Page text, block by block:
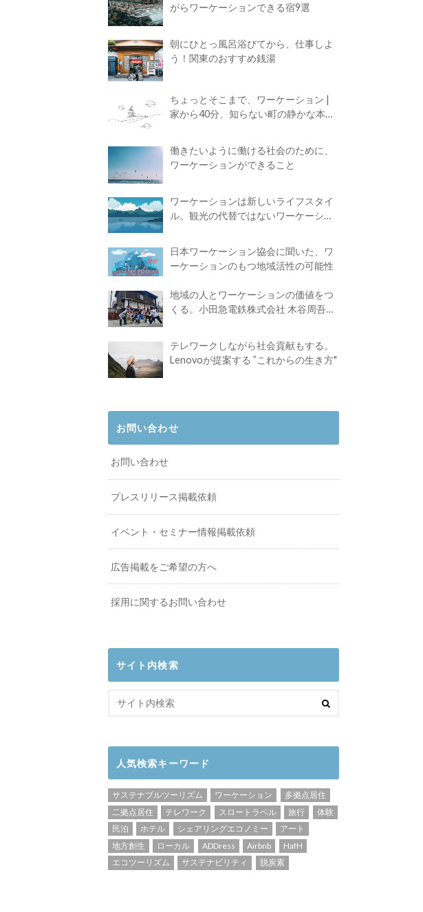
がらワーケーションできる宿9選
朝にひとっ風呂浴びてから、仕事しよ
う！関東のおすすめ銭湯
ちょっとそこまで、ワーケーション |
家から40分、知らない町の静かな本屋
働きたいように働ける社会のために、
ワーケーションができること
ワーケーションは新しいライフスタイ
ル。観光の代替ではないワーケーショ
日本ワーケーション協会に聞いた、ワ
ーケーションのもつ地域活性の可能性
地域の人とワーケーションの価値をつ
くる。小田急電鉄株式会社 木谷周吾さ
テレワークしながら社会貢献もする。
Lenovoが提案する ”これからの生き方"
お問い合わせ
お問い合わせ
プレスリリース掲載依頼
イベント・セミナー情報掲載依頼
広告掲載をご希望の方へ
採用に関するお問い合わせ
サイト内検索
人気検索キーワード
サステナブルツーリズム ワーケーション
多拠点居住
二拠点居住
テレワーク スロートラベル 旅行
体験
民泊
ホテル シェアリングエコノミー
アート
地方創生
ローカル ADDress Airbnb
HafH
エコツーリズム
サステナビリティ 脱炭素